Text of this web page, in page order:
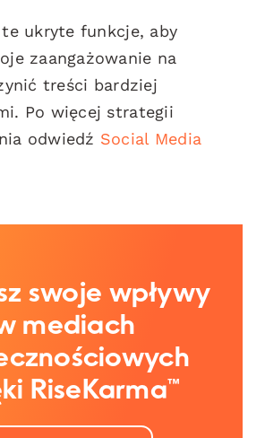
ukryte funkcje, aby
zaangażowanie na
treści bardziej
Po więcej strategii
odwiedź Social Media
swoje wpływy
mediach
RiseKarma™